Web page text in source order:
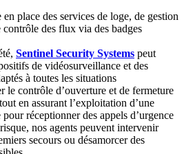
place des services de loge, de gestion
contrôle des flux via des badges
Sentinel Security Systems peut
de vidéosurveillance et des
à toutes les situations
le contrôle d’ouverture et de fermeture
en assurant l’exploitation d’une
réceptionner des appels d’urgence
nos agents peuvent intervenir
secours ou désamorcer des